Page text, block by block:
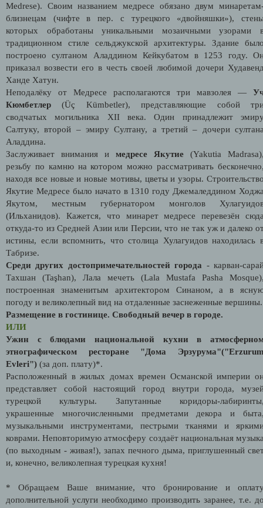
Medrese). Своим названием медресе обязано двум
близнецам (чифте в пер. с турецкого «двойняшки»),
которых обработаны уникальными мозаичными узорами
традиционном стиле сельджукской архитектуры. Здание
построено султаном Аладдином Кейкубатом в 1253 году.
приказал возвести его в честь своей любимой дочери
Ханде Хатун.
Неподалёку от Медресе располагаются три мавзолея —
Кюмбетлер (Üç Kümbetler), представляющие собой
сводчатых могильника XII века. Один принадлежит
Салтуку, второй – эмиру Султану, а третий – дочери
Аладдина.
Заслуживает внимания и медресе Якутие (Yakutia
резьбу по камню на котором можно рассматривать
находя все новые и новые мотивы, цветы и узоры.
Якутие Медресе было начато в 1310 году Джемаледдином
Якутом, местным губернатором монголов
(Ильханидов). Кажется, что минарет медресе перевезён
откуда-то из Средней Азии или Персии, что не так уж и далеко
истины, если вспомнить, что столица Хулагуидов находилась
Табризе.
Среди других достопримечательностей города - карван-
Тахшан (Taşhan), Лала мечеть (Lala Mustafa Pasha
построенная знаменитым архитектором Синаном, а в
погоду и великолепный вид на отдаленные заснеженные вершины.
Размещение в гостинице. Свободный вечер в городе.
ИЛИ
Ужин с блюдами национальной кухни в
этнографическом ресторане "Дома
Evleri") (за доп. плату)*.
Расположенный в жилых домах времен Османской империи
представляет собой настоящий город внутри города,
турецкой культуры. Запутанные коридоры-
украшенные многочисленными предметами декора и
музыкальными инструментами, пестрыми тканями и
коврами. Неповторимую атмосферу создаёт национальная
(по выходным - живая!), запах печного дыма, приглушенный
и, конечно, великолепная турецкая кухня!
* Обращаем Ваше внимание, что бронирование и
дополнительной услуги необходимо производить заранее, т.е.